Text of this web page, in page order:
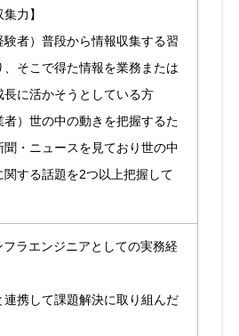
集力】
験者）普段から情報収集する習
、そこで得た情報を業務または
長に活かそうとしている方
者）世の中の動きを把握するた
聞・ニュースを見ており世の中
関する話題を2つ以上把握して
フラエンジニアとしての実務経
連携して課題解決に取り組んだ